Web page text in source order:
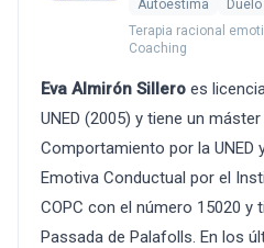
Autoestima
Duelo
Terapia racional
Coaching
Eva Almirón Sillero es
UNED (2005) y tiene un
Comportamiento por la UNED
Emotiva Conductual por el
COPC con el número 15020 y
Passada de Palafolls. En los